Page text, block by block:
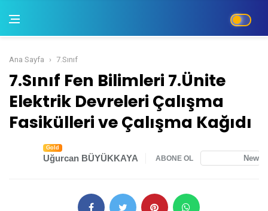
Ana Sayfa 7.Sınıf
7.Sınıf Fen Bilimleri 7.Ünite
Elektrik Devreleri Çalışma
Fasikülleri ve Çalışma Kağıdı
Gold
Uğurcan BÜYÜKKAYA ABONE OL News